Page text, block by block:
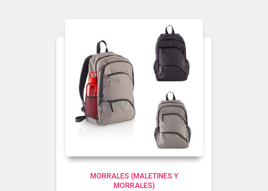
MORRALES (MALETINES Y
MORRALES)